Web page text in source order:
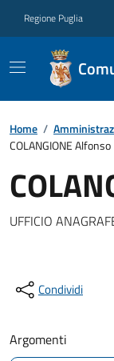
Regione Puglia
Home /
COLANGIONE Alfonso
UFFICIO
Condividi
Argomenti